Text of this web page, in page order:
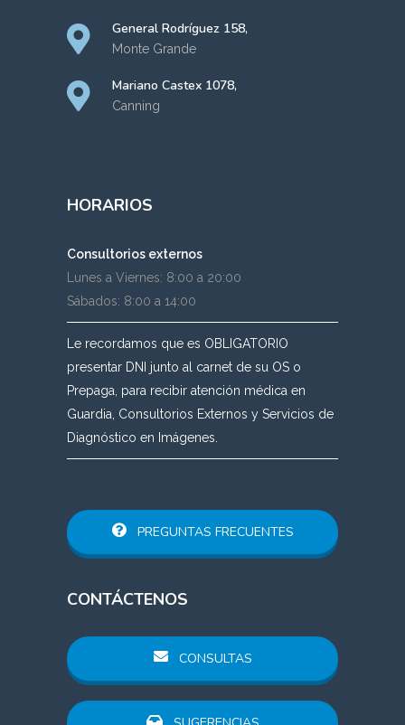
General Rodríguez 158,
Monte Grande
Mariano Castex 1078,
Canning
HORARIOS
Consultorios externos
Lunes a Viernes: 8:00 a 20:00
Sábados: 8:00 a 14:00
Le recordamos que es OBLIGATORIO
presentar DNI junto al carnet de su OS o
Prepaga, para recibir atención médica en
Guardia, Consultorios Externos y Servicios de
Diagnóstico en Imágenes.
PREGUNTAS FRECUENTES
CONTÁCTENOS
CONSULTAS